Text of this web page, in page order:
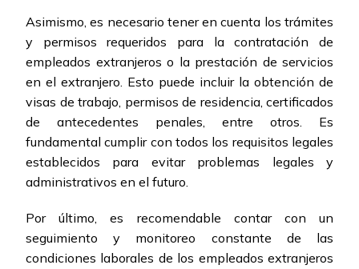
Asimismo, es necesario tener en cuenta los trámites
y permisos requeridos para la contratación de
empleados extranjeros o la prestación de servicios
en el extranjero. Esto puede incluir la obtención de
visas de trabajo, permisos de residencia, certificados
de antecedentes penales, entre otros. Es
fundamental cumplir con todos los requisitos legales
establecidos para evitar problemas legales y
administrativos en el futuro.
Por último, es recomendable contar con un
seguimiento y monitoreo constante de las
condiciones laborales de los empleados extranjeros